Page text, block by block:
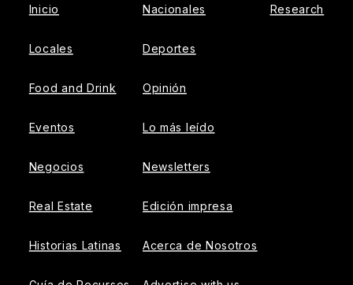
Inicio
Locales
Food and Drink
Eventos
Negocios
Real Estate
Historias Latinas
Nacionales
Deportes
Opinión
Lo más leído
Newsletters
Edición impresa
Acerca de Nosotros
Research